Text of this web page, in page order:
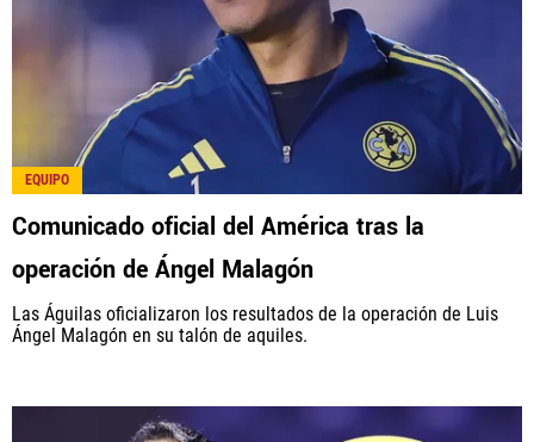
EQUIPO
Comunicado oficial del América tras la
operación de Ángel Malagón
Las Águilas oficializaron los resultados de la operación de Luis
Ángel Malagón en su talón de aquiles.